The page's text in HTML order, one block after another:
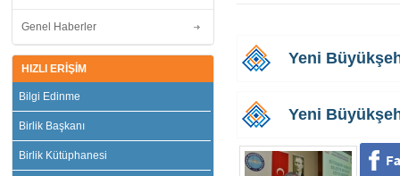
Genel Haberler
HIZLI ERİŞİM
Bilgi Edinme
Birlik Başkanı
Birlik Kütüphanesi
Yeni
Yeni